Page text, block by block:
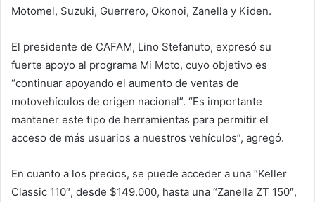
Motomel, Suzuki, Guerrero, Okonoi, Zanella y Kiden.
El presidente de CAFAM, Lino Stefanuto, expresó su
fuerte apoyo al programa Mi Moto, cuyo objetivo es
“continuar apoyando el aumento de ventas de
motovehículos de origen nacional”. “Es importante
mantener este tipo de herramientas para permitir el
acceso de más usuarios a nuestros vehículos”, agregó.
En cuanto a los precios, se puede acceder a una “Keller
Classic 110″, desde $149.000, hasta una “Zanella ZT 150″,